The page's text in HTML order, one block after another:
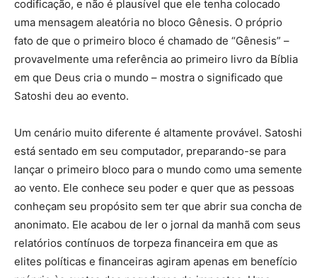
codificação, e não é plausível que ele tenha colocado
uma mensagem aleatória no bloco Gênesis. O próprio
fato de que o primeiro bloco é chamado de “Gênesis” –
provavelmente uma referência ao primeiro livro da Bíblia
em que Deus cria o mundo – mostra o significado que
Satoshi deu ao evento.
Um cenário muito diferente é altamente provável. Satoshi
está sentado em seu computador, preparando-se para
lançar o primeiro bloco para o mundo como uma semente
ao vento. Ele conhece seu poder e quer que as pessoas
conheçam seu propósito sem ter que abrir sua concha de
anonimato. Ele acabou de ler o jornal da manhã com seus
relatórios contínuos de torpeza financeira em que as
elites políticas e financeiras agiram apenas em benefício